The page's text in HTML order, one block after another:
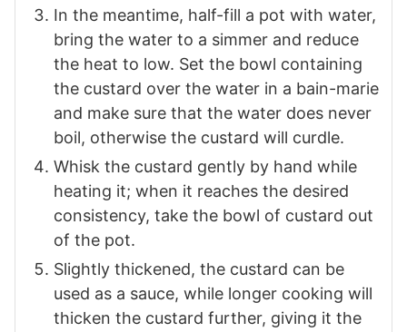
In the meantime, half-fill a pot with water,
bring the water to a simmer and reduce
the heat to low. Set the bowl containing
the custard over the water in a bain-marie
and make sure that the water does never
boil, otherwise the custard will curdle.
Whisk the custard gently by hand while
heating it; when it reaches the desired
consistency, take the bowl of custard out
of the pot.
Slightly thickened, the custard can be
used as a sauce, while longer cooking will
thicken the custard further, giving it the